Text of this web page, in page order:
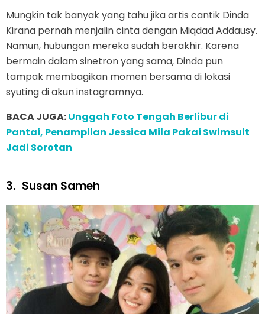
Mungkin tak banyak yang tahu jika artis cantik Dinda
Kirana pernah menjalin cinta dengan Miqdad Addausy.
Namun, hubungan mereka sudah berakhir. Karena
bermain dalam sinetron yang sama, Dinda pun
tampak membagikan momen bersama di lokasi
syuting di akun instagramnya.
BACA JUGA:Unggah Foto Tengah Berlibur di
Pantai, Penampilan Jessica Mila Pakai Swimsuit
Jadi Sorotan
3. Susan Sameh